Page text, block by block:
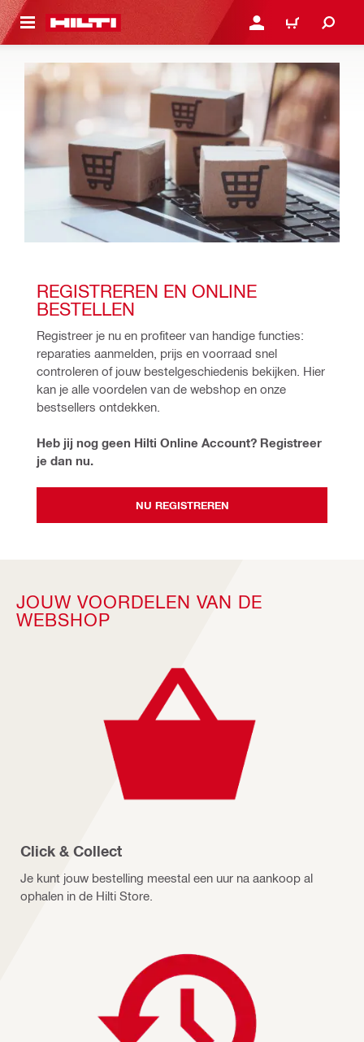
HOOFDINHOUD AANMELDEN OF
WINKELWAGEN
REGISTREREN EN ONLINE
BESTELLEN
Registreer je nu en profiteer van handige functies:
reparaties aanmelden, prijs en voorraad snel
controleren of jouw bestelgeschiedenis bekijken. Hier
kan je alle voordelen van de webshop en onze
bestsellers ontdekken.
Heb jij nog geen Hilti Online Account? Registreer
je dan nu.
NU REGISTREREN
JOUW VOORDELEN VAN DE
WEBSHOP
Click & Collect
Je kunt jouw bestelling meestal een uur na aankoop al
ophalen in de Hilti Store.